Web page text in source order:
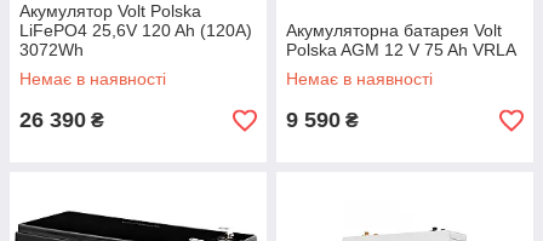
Акумулятор Volt Polska
LiFePO4 25,6V 120 Ah (120A)
3072Wh
Немає в наявності
26 390 ₴
Акумуляторна батарея Volt
Polska AGM 12 V 75 Ah VRLA
Немає в наявності
9 590 ₴